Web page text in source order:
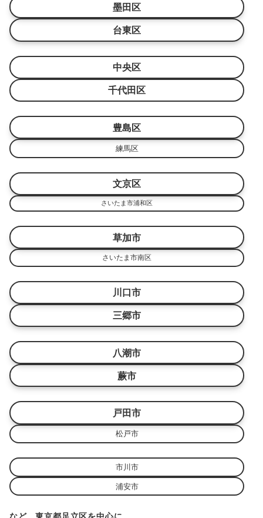
墨田区
台東区
中央区
千代田区
豊島区
練馬区
文京区
さいたま市浦和区
草加市
さいたま市南区
川口市
三郷市
八潮市
蕨市
戸田市
松戸市
市川市
浦安市